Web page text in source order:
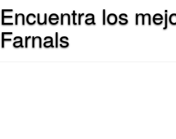
Encuentra los
Farnals